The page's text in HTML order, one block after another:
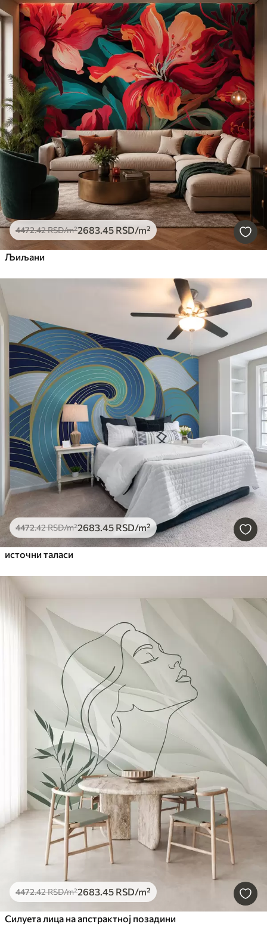
4472.42RSD/m²2683.45 RSD/m²
Љиљани
4472.42RSD/m²2683.45 RSD/m²
источни таласи
4472.42RSD/m²2683.45 RSD/m²
Силуета лица на апстрактној позадини